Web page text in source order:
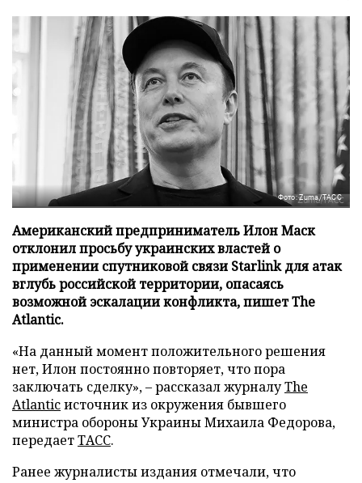
Фото: Zuma/ТАСС
Американский предприниматель Илон Маск
отклонил просьбу украинских властей о
применении спутниковой связи Starlink для атак
вглубь российской территории, опасаясь
возможной эскалации конфликта, пишет The
Atlantic.
«На данный момент положительного решения
нет, Илон постоянно повторяет, что пора
заключать сделку», – рассказал журналуThe
Atlanticисточник из окружения бывшего
министра обороны Украины Михаила Федорова,
передаетТАСС.
Ранее журналисты издания отмечали, что